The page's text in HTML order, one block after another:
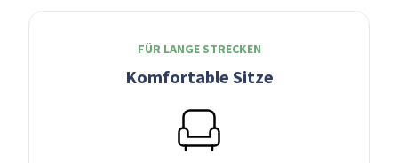
FÜR LANGE STRECKEN
Komfortable Sitze